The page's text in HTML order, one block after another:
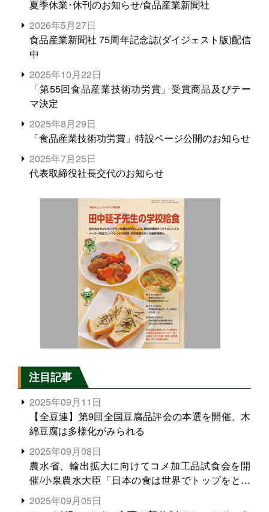
夏季休業･休刊のお知らせ/食品産業新聞社
2026年5月27日
食品産業新聞社 75周年記念誌(ダイジェスト版)配信
中
2025年10月22日
「第55回食品産業技術功労賞」受賞商品及びテー
マ決定
2025年8月29日
「食品産業技術功労賞」特設ページ公開のお知らせ
2025年7月25日
代表取締役社長交代のお知らせ
注目記事
2025年09月11日
【全豆連】第9回全国豆腐品評会の本選を開催、木
綿豆腐は多様化がみられる
2025年09月08日
農水省、輸出拡大に向けてコメ加工品試食会を開
催/小泉農水大臣「日本の食は世界でトップをとれ
る。米増産に向けて、米輸出需要の拡大を」
2025年09月05日